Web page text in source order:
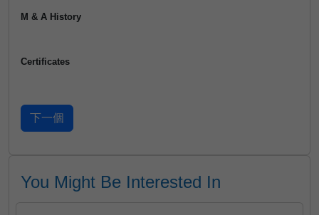
M & A History
Certificates
You Might Be Interested In